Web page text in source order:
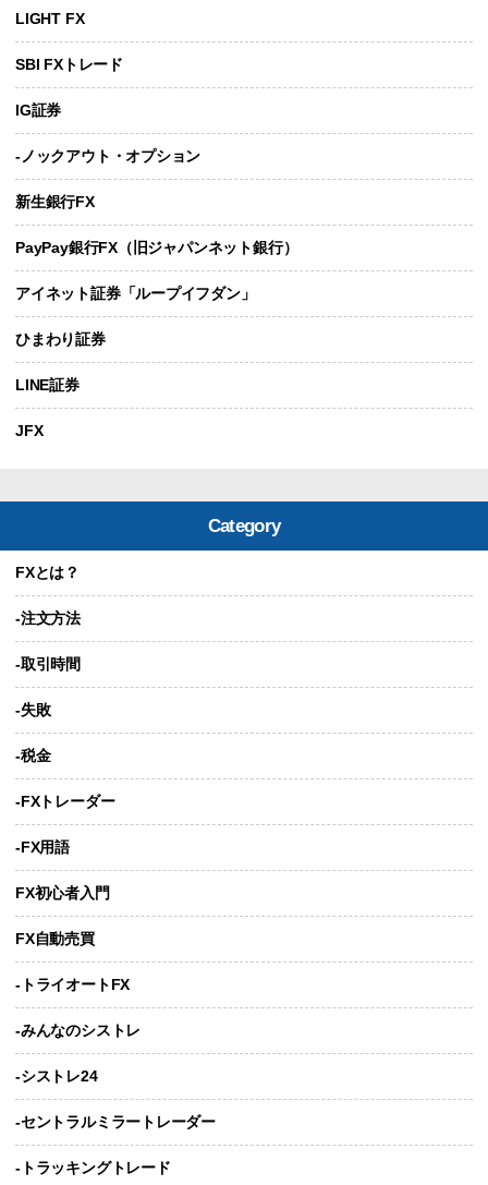
LIGHT FX
SBI FXトレード
IG証券
-ノックアウト・オプション
新生銀行FX
PayPay銀行FX（旧ジャパンネット銀行）
アイネット証券「ループイフダン」
ひまわり証券
LINE証券
JFX
Category
FXとは？
-注文方法
-取引時間
-失敗
-税金
-FXトレーダー
-FX用語
FX初心者入門
FX自動売買
-トライオートFX
-みんなのシストレ
-シストレ24
-セントラルミラートレーダー
-トラッキングトレード